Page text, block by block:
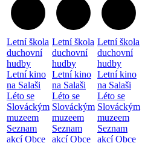
Letní škola
duchovní
hudby
Letní kino
na Salaši
Léto se
Slováckým
muzeem
Seznam
akcí Obce
Letní škola
duchovní
hudby
Letní kino
na Salaši
Léto se
Slováckým
muzeem
Seznam
akcí Obce
Letní škola
duchovní
hudby
Letní kino
na Salaši
Léto se
Slováckým
muzeem
Seznam
akcí Obce